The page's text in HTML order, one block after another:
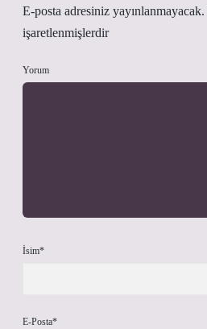
E-posta adresiniz yayınlanmayacak.
işaretlenmişlerdir
Yorum
İsim*
E-Posta*